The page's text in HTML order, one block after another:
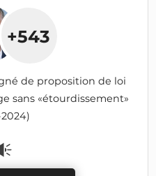
+543
de proposition de loi
sans «étourdissement»